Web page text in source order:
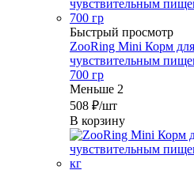
Быстрый просмотр
ZooRing Mini Корм
чувствительным
700 гр
Меньше 2
508 ₽/шт
В корзину